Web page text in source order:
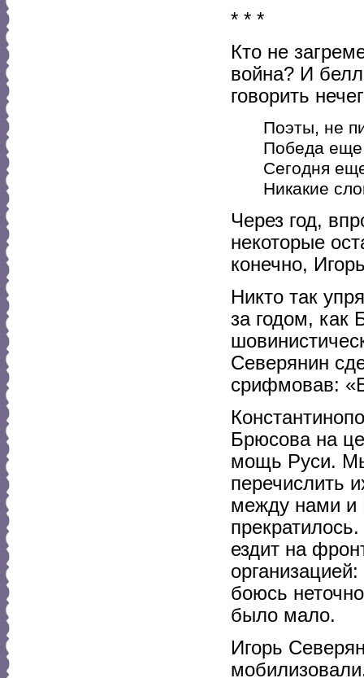
* * *
Кто не
война? И
говорить
Поэты, не
Победа еще
Сегодня
Никакие
Через год,
некоторые
конечно,
Никто так
за годом, как
Северянин
срифмовав:
Брюсова на
мощь Руси. Мы
перечислить
между нами и
ездит на
боюсь
было мало.
Игорь